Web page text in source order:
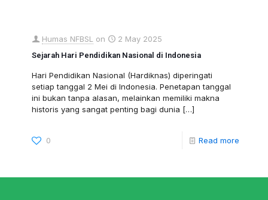
Humas NFBSL on 2 May 2025
Sejarah Hari Pendidikan Nasional di Indonesia
Hari Pendidikan Nasional (Hardiknas) diperingati
setiap tanggal 2 Mei di Indonesia. Penetapan tanggal
ini bukan tanpa alasan, melainkan memiliki makna
historis yang sangat penting bagi dunia […]
0 Read more